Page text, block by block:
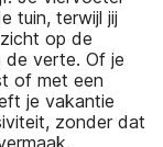
tuin, terwijl jij
op de
de verte. Of je
of met een
je vakantie
zonder dat